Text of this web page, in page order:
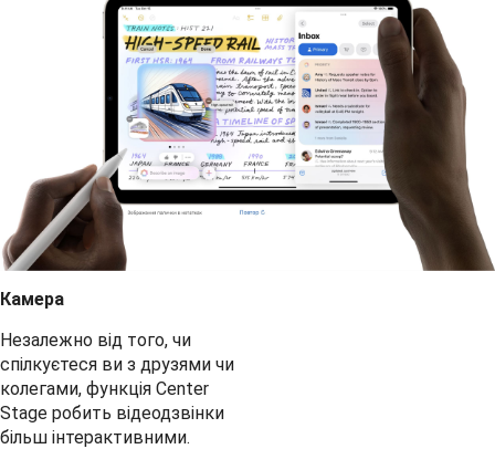
Камера
Незалежно від того, чи
спілкуєтеся ви з друзями чи
колегами, функція Center
Stage робить відеодзвінки
більш інтерактивними.